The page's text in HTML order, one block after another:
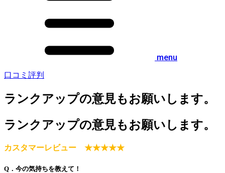
menu
口コミ評判
ランクアップの意見もお願いします。
ランクアップの意見もお願いします。
カスタマーレビュー ★★★★★
Q．今の気持ちを教えて！